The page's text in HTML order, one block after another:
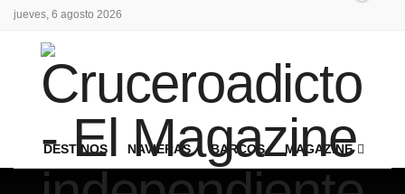
jueves, 6 agosto 2026
DESTINOS NAVIERAS BARCOS MAGAZINE